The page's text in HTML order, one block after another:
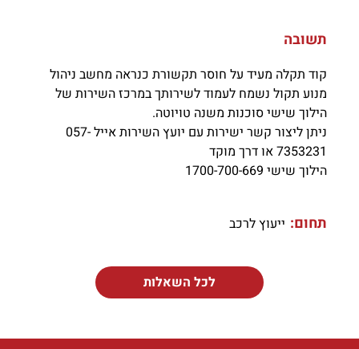
תשובה
קוד תקלה מעיד על חוסר תקשורת כנראה מחשב ניהול
מנוע תקול נשמח לעמוד לשירותך במרכז השירות של
הילוך שישי סוכנות משנה טויוטה.
ניתן ליצור קשר ישירות עם יועץ השירות אייל 057-
7353231 או דרך מוקד
הילוך שישי 1700-700-669
תחום: ייעוץ לרכב
לכל השאלות